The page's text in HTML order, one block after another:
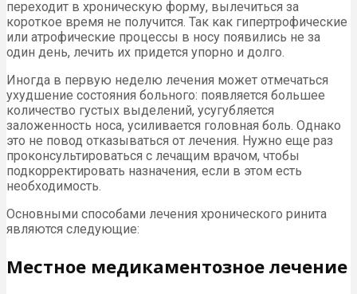
переходит в хроническую форму, вылечиться за
короткое время не получится. Так как гипертрофические
или атрофические процессы в носу появились не за
один день, лечить их придется упорно и долго.
Иногда в первую неделю лечения может отмечаться
ухудшение состояния больного: появляется большее
количество густых выделений, усугубляется
заложенность носа, усиливается головная боль. Однако
это не повод отказываться от лечения. Нужно еще раз
проконсультироваться с лечащим врачом, чтобы
подкорректировать назначения, если в этом есть
необходимость.
Основными способами лечения хронического ринита
являются следующие:
Местное медикаментозное лечение